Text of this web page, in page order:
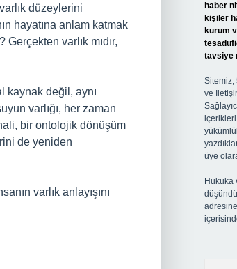
düzeylerini
hayatına anlam katmak
varlık mıdır,
kaynak değil, aynı
varlığı, her zaman
bir ontolojik dönüşüm
de yeniden
varlık anlayışını
haber
kişiler
kurum
tavsiye
Sitemiz,
ve
üye
Hukuka